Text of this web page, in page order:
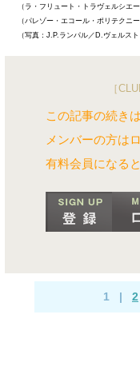
（ラ・フリュート・トラヴェルシエ
（パレゾー・エコール・ポリテクニ
（写真：J.P.ランパル／D.ヴェルスト
［
この記事の続き
メンバーの方は
有料会員になる
1 | 2